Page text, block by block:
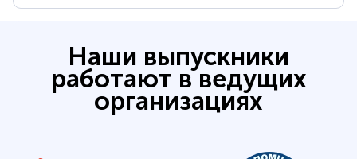
Наши выпускники
работают в ведущих
организациях